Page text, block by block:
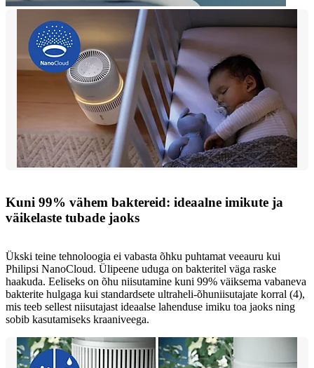
Kuni 99% vähem baktereid: ideaalne imikute ja
väikelaste tubade jaoks
Ükski teine tehnoloogia ei vabasta õhku puhtamat veeauru kui
Philipsi NanoCloud. Ülipeene uduga on bakteritel väga raske
haakuda. Eeliseks on õhu niisutamine kuni 99% väiksema vabaneva
bakterite hulgaga kui standardsete ultraheli-õhuniisutajate korral (4),
mis teeb sellest niisutajast ideaalse lahenduse imiku toa jaoks ning
sobib kasutamiseks kraaniveega.